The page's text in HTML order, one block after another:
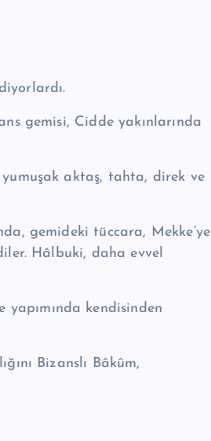
gemisi, Cidde yakınlarında
aktaş, tahta, direk ve
gemideki tüccara, Mekke’ye
Hâlbuki, daha evvel
kendisinden
Bizanslı Bâkûm,